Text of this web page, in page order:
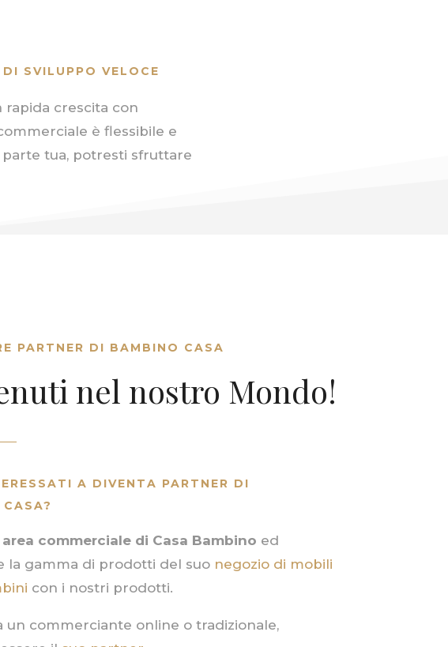
SVILUPPO VELOCE
crescita con
è flessibile e
tua, potresti sfruttare
PARTNER DI BAMBINO CASA
nel nostro Mondo!
A DIVENTA PARTNER DI
area commerciale di Casa Bambino ed
la gamma di prodotti del suo negozio di mobili
con i nostri prodotti.
un commerciante online o tradizionale,